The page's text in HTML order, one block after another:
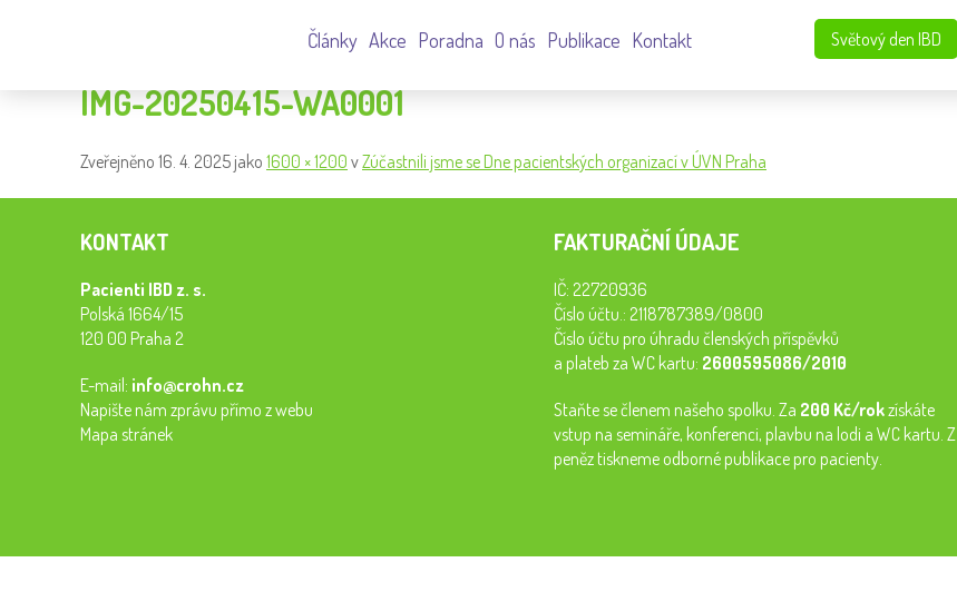
Světový den IBD
Články Akce Poradna O nás Publikace Kontakt
IMG-20250415-WA0001
Zveřejněno 16. 4. 2025 jako 1600 × 1200 vZúčastnili jsme se Dne pacientských organizací v ÚVN Praha
KONTAKT
Pacienti IBD z. s.
Polská 1664/15
120 00 Praha 2
E-mail: info@crohn.cz
Napište nám zprávu přímo z webu
Mapa stránek
FAKTURAČNÍ ÚDAJE
IČ: 22720936
Číslo účtu.: 2118787389/0800
Číslo účtu pro úhradu členských příspěvků
a plateb za WC kartu: 2600595086/2010
Staňte se členem našeho spolku. Za 200 Kč/rokzískáte
vstup na semináře, konferenci, plavbu na lodi a WC kartu. Z
peněz tiskneme odborné publikace pro pacienty.